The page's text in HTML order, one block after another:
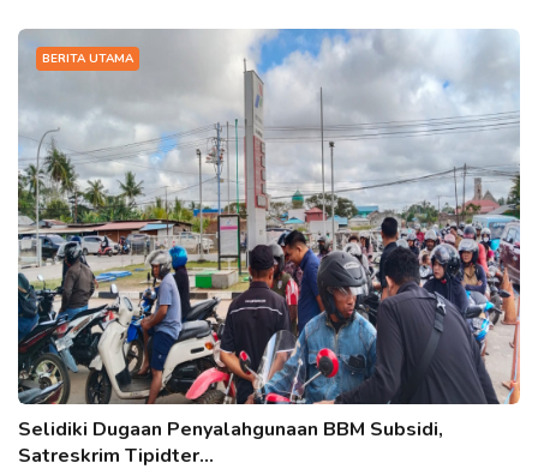
BERITA UTAMA
Selidiki Dugaan Penyalahgunaan BBM Subsidi,
Satreskrim Tipidter…